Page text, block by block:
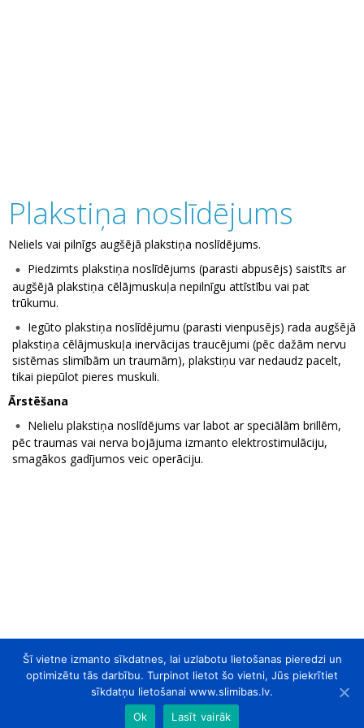
Plakstiņa noslīdējums
Neliels vai pilnīgs augšējā plakstiņa noslīdējums.
Piedzimts plakstiņa noslīdējums (parasti abpusējs) saistīts ar
augšējā plakstiņa cēlājmuskuļa nepilnīgu attīstību vai pat
trūkumu.
Iegūto plakstiņa noslīdējumu (parasti vienpusējs) rada augšējā
plakstiņa cēlājmuskuļa inervācijas traucējumi (pēc dažām nervu
sistēmas slimībām un traumām), plakstiņu var nedaudz pacelt,
tikai piepūlot pieres muskuli.
Ārstēšana
Nelielu plakstiņa noslīdējums var labot ar speciālām brillēm,
pēc traumas vai nerva bojājuma izmanto elektrostimulāciju,
smagākos gadījumos veic operāciju.
Šī vietne izmanto sīkdatnes, lai uzlabotu lietošanas pieredzi un
optimizētu tās darbību. Turpinot lietot šo vietni, Jūs piekrītiet
sīkdatņu lietošanai www.slimibas.lv.
Ok
Lasīt vairāk